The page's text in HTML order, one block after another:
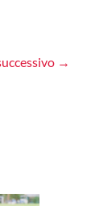
→